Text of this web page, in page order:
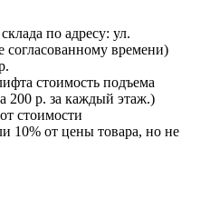
по адресу: ул.
согласованному времени)
стоимость подъема
200 р. за каждый этаж.)
стоимости
10% от цены товара, но не